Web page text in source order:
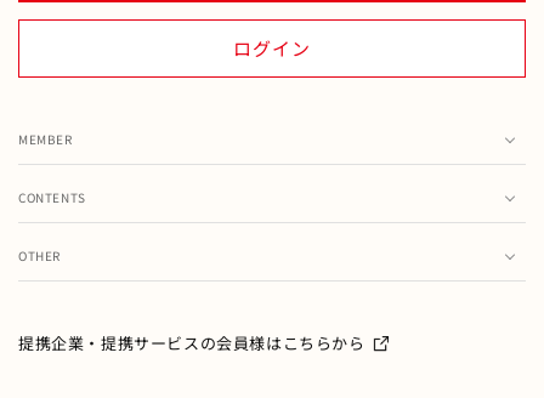
ログイン
MEMBER
注文履歴
メールマガジン
CONTENTS
て
OTHER
ご利用ガイド
提携企業・提携サービスの会員様はこちらから